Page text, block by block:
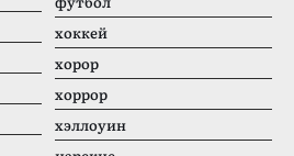
хоккей
хорор
хоррор
хэллоуин